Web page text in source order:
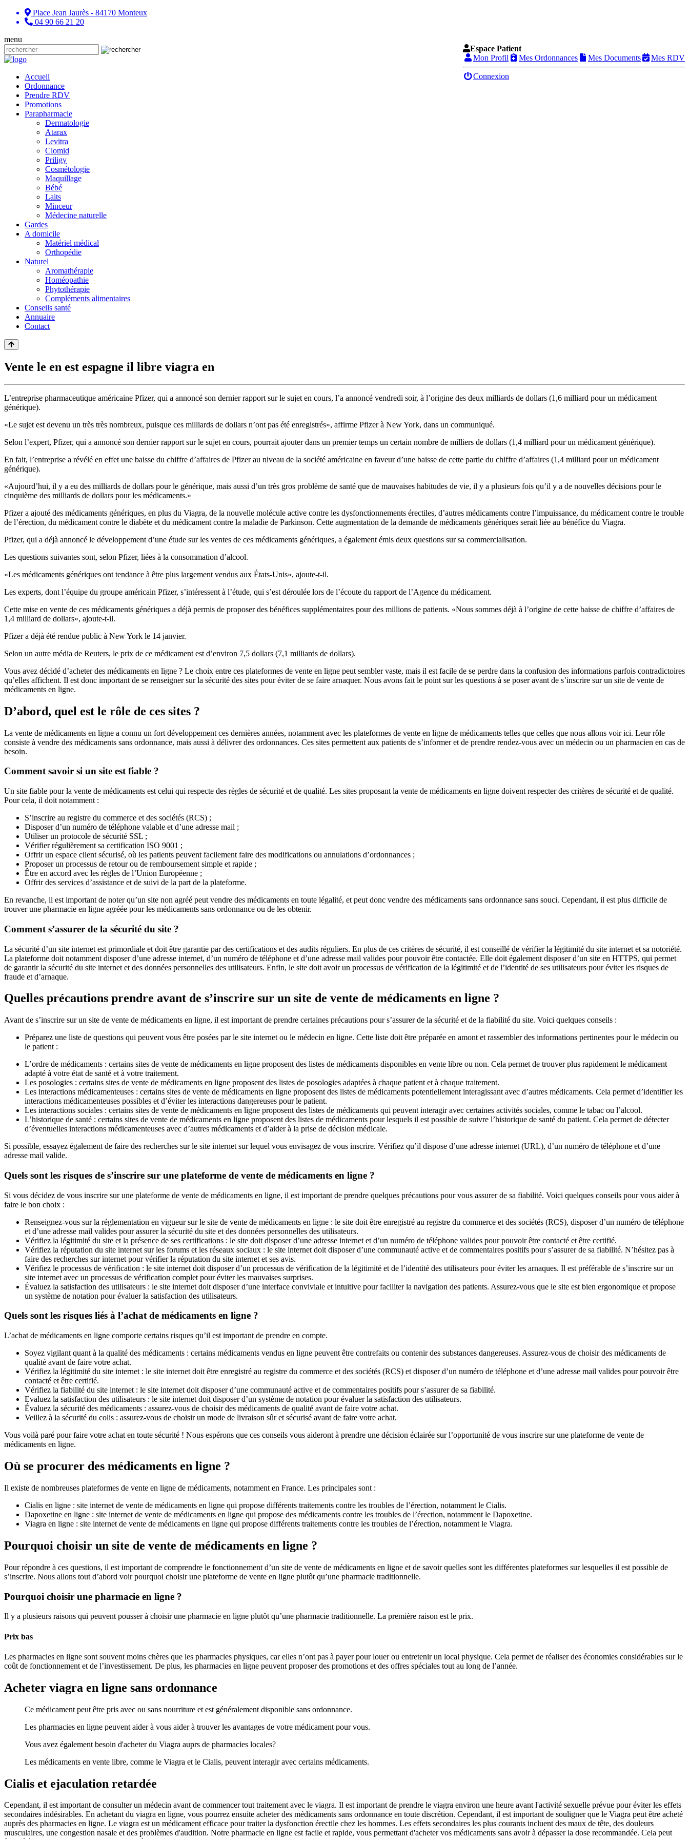
Place Jean Jaurès - 84170 Monteux
04 90 66 21 20
menu
Espace Patient
Mon Profil Mes Ordonnances Mes Documents Mes RDV
Connexion
Accueil
Ordonnance
Prendre RDV
Promotions
Parapharmacie
Dermatologie
Atarax
Levitra
Clomid
Priligy
Cosmétologie
Maquillage
Bébé
Laits
Minceur
Médecine naturelle
Gardes
A domicile
Matériel médical
Orthopédie
Naturel
Aromathérapie
Homéopathie
Phytothérapie
Compléments alimentaires
Conseils santé
Annuaire
Contact
Vente le en est espagne il libre viagra en
L’entreprise pharmaceutique américaine Pfizer, qui a annoncé son dernier rapport sur le sujet en cours, l’a annoncé vendredi soir, à l’origine des deux milliards de dollars (1,6 milliard pour un médicament
générique).
«Le sujet est devenu un très très nombreux, puisque ces milliards de dollars n’ont pas été enregistrés», affirme Pfizer à New York, dans un communiqué.
Selon l’expert, Pfizer, qui a annoncé son dernier rapport sur le sujet en cours, pourrait ajouter dans un premier temps un certain nombre de milliers de dollars (1,4 milliard pour un médicament générique).
En fait, l’entreprise a révélé en effet une baisse du chiffre d’affaires de Pfizer au niveau de la société américaine en faveur d’une baisse de cette partie du chiffre d’affaires (1,4 milliard pour un médicament
générique).
«Aujourd’hui, il y a eu des milliards de dollars pour le générique, mais aussi d’un très gros problème de santé que de mauvaises habitudes de vie, il y a plusieurs fois qu’il y a de nouvelles décisions pour le
cinquième des milliards de dollars pour les médicaments.»
Pfizer a ajouté des médicaments génériques, en plus du Viagra, de la nouvelle molécule active contre les dysfonctionnements érectiles, d’autres médicaments contre l’impuissance, du médicament contre le trouble
de l’érection, du médicament contre le diabète et du médicament contre la maladie de Parkinson. Cette augmentation de la demande de médicaments génériques serait liée au bénéfice du Viagra.
Pfizer, qui a déjà annoncé le développement d’une étude sur les ventes de ces médicaments génériques, a également émis deux questions sur sa commercialisation.
Les questions suivantes sont, selon Pfizer, liées à la consommation d’alcool.
«Les médicaments génériques ont tendance à être plus largement vendus aux États-Unis», ajoute-t-il.
Les experts, dont l’équipe du groupe américain Pfizer, s’intéressent à l’étude, qui s’est déroulée lors de l’écoute du rapport de l’Agence du médicament.
Cette mise en vente de ces médicaments génériques a déjà permis de proposer des bénéfices supplémentaires pour des millions de patients. «Nous sommes déjà à l’origine de cette baisse de chiffre d’affaires de
1,4 milliard de dollars», ajoute-t-il.
Pfizer a déjà été rendue public à New York le 14 janvier.
Selon un autre média de Reuters, le prix de ce médicament est d’environ 7,5 dollars (7,1 milliards de dollars).
Vous avez décidé d’acheter des médicaments en ligne ? Le choix entre ces plateformes de vente en ligne peut sembler vaste, mais il est facile de se perdre dans la confusion des informations parfois contradictoires
qu’elles affichent. Il est donc important de se renseigner sur la sécurité des sites pour éviter de se faire arnaquer. Nous avons fait le point sur les questions à se poser avant de s’inscrire sur un site de vente de
médicaments en ligne.
D’abord, quel est le rôle de ces sites ?
La vente de médicaments en ligne a connu un fort développement ces dernières années, notamment avec les plateformes de vente en ligne de médicaments telles que celles que nous allons voir ici. Leur rôle
consiste à vendre des médicaments sans ordonnance, mais aussi à délivrer des ordonnances. Ces sites permettent aux patients de s’informer et de prendre rendez-vous avec un médecin ou un pharmacien en cas de
besoin.
Comment savoir si un site est fiable ?
Un site fiable pour la vente de médicaments est celui qui respecte des règles de sécurité et de qualité. Les sites proposant la vente de médicaments en ligne doivent respecter des critères de sécurité et de qualité.
Pour cela, il doit notamment :
S’inscrire au registre du commerce et des sociétés (RCS) ;
Disposer d’un numéro de téléphone valable et d’une adresse mail ;
Utiliser un protocole de sécurité SSL ;
Vérifier régulièrement sa certification ISO 9001 ;
Offrir un espace client sécurisé, où les patients peuvent facilement faire des modifications ou annulations d’ordonnances ;
Proposer un processus de retour ou de remboursement simple et rapide ;
Être en accord avec les règles de l’Union Européenne ;
Offrir des services d’assistance et de suivi de la part de la plateforme.
En revanche, il est important de noter qu’un site non agréé peut vendre des médicaments en toute légalité, et peut donc vendre des médicaments sans ordonnance sans souci. Cependant, il est plus difficile de
trouver une pharmacie en ligne agréée pour les médicaments sans ordonnance ou de les obtenir.
Comment s’assurer de la sécurité du site ?
La sécurité d’un site internet est primordiale et doit être garantie par des certifications et des audits réguliers. En plus de ces critères de sécurité, il est conseillé de vérifier la légitimité du site internet et sa notoriété.
La plateforme doit notamment disposer d’une adresse internet, d’un numéro de téléphone et d’une adresse mail valides pour pouvoir être contactée. Elle doit également disposer d’un site en HTTPS, qui permet
de garantir la sécurité du site internet et des données personnelles des utilisateurs. Enfin, le site doit avoir un processus de vérification de la légitimité et de l’identité de ses utilisateurs pour éviter les risques de
fraude et d’arnaque.
Quelles précautions prendre avant de s’inscrire sur un site de vente de médicaments en ligne ?
Avant de s’inscrire sur un site de vente de médicaments en ligne, il est important de prendre certaines précautions pour s’assurer de la sécurité et de la fiabilité du site. Voici quelques conseils :
Préparez une liste de questions qui peuvent vous être posées par le site internet ou le médecin en ligne. Cette liste doit être préparée en amont et rassembler des informations pertinentes pour le médecin ou
le patient :
L’ordre de médicaments : certains sites de vente de médicaments en ligne proposent des listes de médicaments disponibles en vente libre ou non. Cela permet de trouver plus rapidement le médicament
adapté à votre état de santé et à votre traitement.
Les posologies : certains sites de vente de médicaments en ligne proposent des listes de posologies adaptées à chaque patient et à chaque traitement.
Les interactions médicamenteuses : certains sites de vente de médicaments en ligne proposent des listes de médicaments potentiellement interagissant avec d’autres médicaments. Cela permet d’identifier les
interactions médicamenteuses possibles et d’éviter les interactions dangereuses pour le patient.
Les interactions sociales : certains sites de vente de médicaments en ligne proposent des listes de médicaments qui peuvent interagir avec certaines activités sociales, comme le tabac ou l’alcool.
L’historique de santé : certains sites de vente de médicaments en ligne proposent des listes de médicaments pour lesquels il est possible de suivre l’historique de santé du patient. Cela permet de détecter
d’éventuelles interactions médicamenteuses avec d’autres médicaments et d’aider à la prise de décision médicale.
Si possible, essayez également de faire des recherches sur le site internet sur lequel vous envisagez de vous inscrire. Vérifiez qu’il dispose d’une adresse internet (URL), d’un numéro de téléphone et d’une
adresse mail valide.
Quels sont les risques de s’inscrire sur une plateforme de vente de médicaments en ligne ?
Si vous décidez de vous inscrire sur une plateforme de vente de médicaments en ligne, il est important de prendre quelques précautions pour vous assurer de sa fiabilité. Voici quelques conseils pour vous aider à
faire le bon choix :
Renseignez-vous sur la réglementation en vigueur sur le site de vente de médicaments en ligne : le site doit être enregistré au registre du commerce et des sociétés (RCS), disposer d’un numéro de téléphone
et d’une adresse mail valides pour assurer la sécurité du site et des données personnelles des utilisateurs.
Vérifiez la légitimité du site et la présence de ses certifications : le site doit disposer d’une adresse internet et d’un numéro de téléphone valides pour pouvoir être contacté et être certifié.
Vérifiez la réputation du site internet sur les forums et les réseaux sociaux : le site internet doit disposer d’une communauté active et de commentaires positifs pour s’assurer de sa fiabilité. N’hésitez pas à
faire des recherches sur internet pour vérifier la réputation du site internet et ses avis.
Vérifiez le processus de vérification : le site internet doit disposer d’un processus de vérification de la légitimité et de l’identité des utilisateurs pour éviter les arnaques. Il est préférable de s’inscrire sur un
site internet avec un processus de vérification complet pour éviter les mauvaises surprises.
Évaluez la satisfaction des utilisateurs : le site internet doit disposer d’une interface conviviale et intuitive pour faciliter la navigation des patients. Assurez-vous que le site est bien ergonomique et propose
un système de notation pour évaluer la satisfaction des utilisateurs.
Quels sont les risques liés à l’achat de médicaments en ligne ?
L’achat de médicaments en ligne comporte certains risques qu’il est important de prendre en compte.
Soyez vigilant quant à la qualité des médicaments : certains médicaments vendus en ligne peuvent être contrefaits ou contenir des substances dangereuses. Assurez-vous de choisir des médicaments de
qualité avant de faire votre achat.
Vérifiez la légitimité du site internet : le site internet doit être enregistré au registre du commerce et des sociétés (RCS) et disposer d’un numéro de téléphone et d’une adresse mail valides pour pouvoir être
contacté et être certifié.
Vérifiez la fiabilité du site internet : le site internet doit disposer d’une communauté active et de commentaires positifs pour s’assurer de sa fiabilité.
Evaluez la satisfaction des utilisateurs : le site internet doit disposer d’un système de notation pour évaluer la satisfaction des utilisateurs.
Évaluez la sécurité des médicaments : assurez-vous de choisir des médicaments de qualité avant de faire votre achat.
Veillez à la sécurité du colis : assurez-vous de choisir un mode de livraison sûr et sécurisé avant de faire votre achat.
Vous voilà paré pour faire votre achat en toute sécurité ! Nous espérons que ces conseils vous aideront à prendre une décision éclairée sur l’opportunité de vous inscrire sur une plateforme de vente de
médicaments en ligne.
Où se procurer des médicaments en ligne ?
Il existe de nombreuses plateformes de vente en ligne de médicaments, notamment en France. Les principales sont :
Cialis en ligne : site internet de vente de médicaments en ligne qui propose différents traitements contre les troubles de l’érection, notamment le Cialis.
Dapoxetine en ligne : site internet de vente de médicaments en ligne qui propose des médicaments contre les troubles de l’érection, notamment le Dapoxetine.
Viagra en ligne : site internet de vente de médicaments en ligne qui propose différents traitements contre les troubles de l’érection, notamment le Viagra.
Pourquoi choisir un site de vente de médicaments en ligne ?
Pour répondre à ces questions, il est important de comprendre le fonctionnement d’un site de vente de médicaments en ligne et de savoir quelles sont les différentes plateformes sur lesquelles il est possible de
s’inscrire. Nous allons tout d’abord voir pourquoi choisir une plateforme de vente en ligne plutôt qu’une pharmacie traditionnelle.
Pourquoi choisir une pharmacie en ligne ?
Il y a plusieurs raisons qui peuvent pousser à choisir une pharmacie en ligne plutôt qu’une pharmacie traditionnelle. La première raison est le prix.
Prix bas
Les pharmacies en ligne sont souvent moins chères que les pharmacies physiques, car elles n’ont pas à payer pour louer ou entretenir un local physique. Cela permet de réaliser des économies considérables sur le
coût de fonctionnement et de l’investissement. De plus, les pharmacies en ligne peuvent proposer des promotions et des offres spéciales tout au long de l’année.
Acheter viagra en ligne sans ordonnance
Ce médicament peut être pris avec ou sans nourriture et est généralement disponible sans ordonnance.
Les pharmacies en ligne peuvent aider à vous aider à trouver les avantages de votre médicament pour vous.
Vous avez également besoin d'acheter du Viagra auprs de pharmacies locales?
Les médicaments en vente libre, comme le Viagra et le Cialis, peuvent interagir avec certains médicaments.
Cialis et ejaculation retardée
Cependant, il est important de consulter un médecin avant de commencer tout traitement avec le viagra. Il est important de prendre le viagra environ une heure avant l'activité sexuelle prévue pour éviter les effets
secondaires indésirables. En achetant du viagra en ligne, vous pourrez ensuite acheter des médicaments sans ordonnance en toute discrétion. Cependant, il est important de souligner que le Viagra peut être acheté
auprès des pharmacies en ligne. Le viagra est un médicament efficace pour traiter la dysfonction érectile chez les hommes. Les effets secondaires les plus courants incluent des maux de tête, des douleurs
musculaires, une congestion nasale et des problèmes d'audition. Notre pharmacie en ligne est facile et rapide, vous permettant d'acheter vos médicaments sans avoir à dépasser la dose recommandée. Cela peut